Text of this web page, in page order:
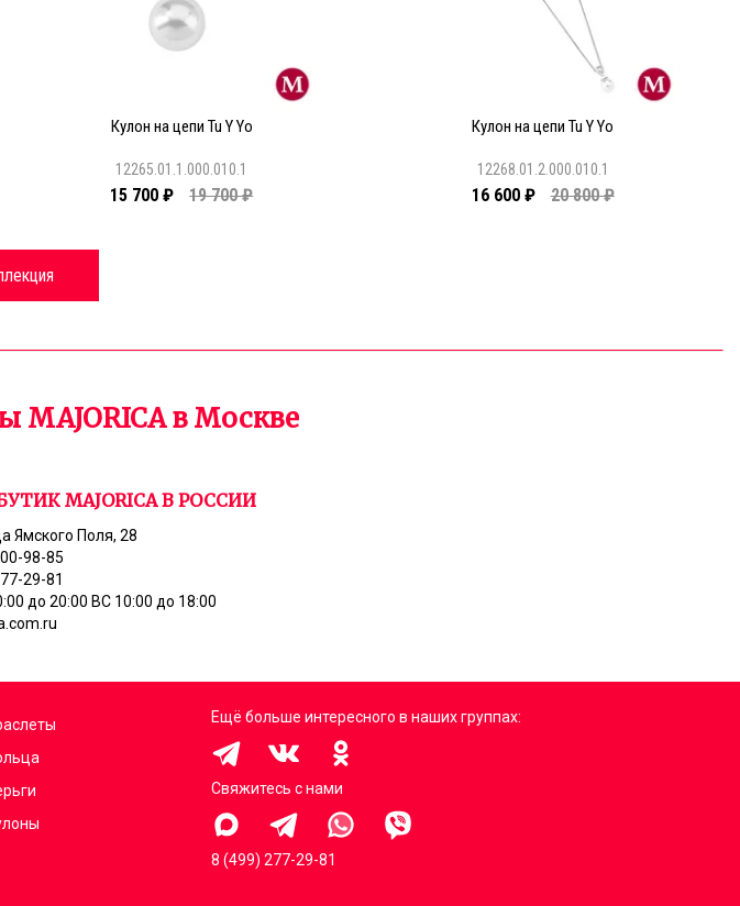
Кулон на цепи Tu Y Yo
12265.01.1.000.010.1
15 700 ₽ 19 700 ₽
Кулон на цепи Tu Y Yo
12268.01.2.000.010.1
16 600 ₽ 20 800 ₽
в Москве
MAJORICA В РОССИИ
Ямского Поля, 28
98-85
29-81
до 20:00 ВС 10:00 до 18:00
Ещё больше интересного в наших группах:
Свяжитесь с нами
8 (499) 277-29-81